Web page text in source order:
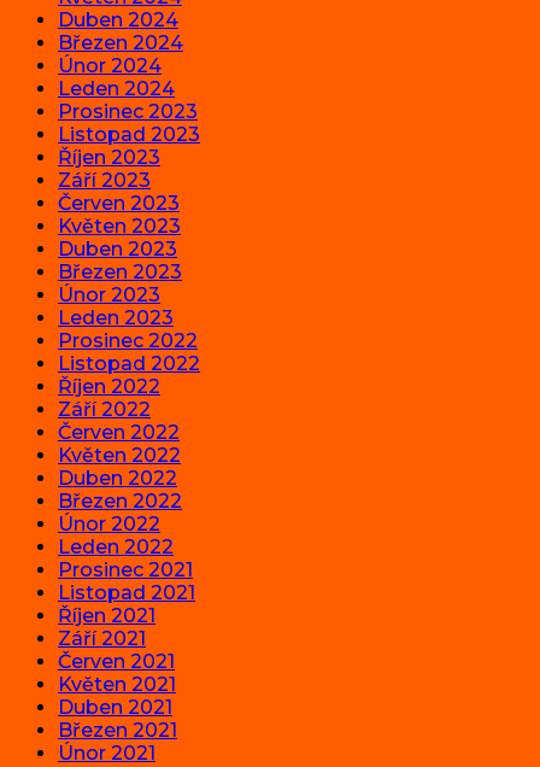
Duben 2024
Březen 2024
Únor 2024
Leden 2024
Prosinec 2023
Listopad 2023
Říjen 2023
Září 2023
Červen 2023
Květen 2023
Duben 2023
Březen 2023
Únor 2023
Leden 2023
Prosinec 2022
Listopad 2022
Říjen 2022
Září 2022
Červen 2022
Květen 2022
Duben 2022
Březen 2022
Únor 2022
Leden 2022
Prosinec 2021
Listopad 2021
Říjen 2021
Září 2021
Červen 2021
Květen 2021
Duben 2021
Březen 2021
Únor 2021